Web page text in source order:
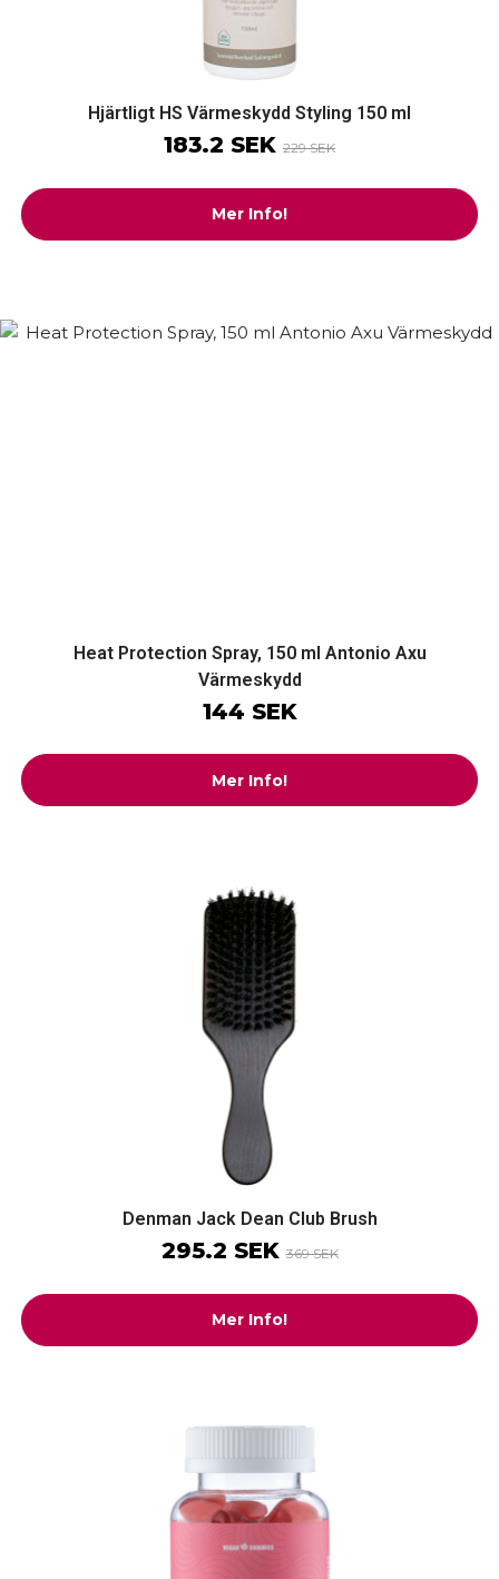
Hjärtligt HS Värmeskydd Styling 150 ml
183.2 SEK 229 SEK
Mer Info!
Heat Protection Spray, 150 ml Antonio Axu
Värmeskydd
144 SEK
Mer Info!
Denman Jack Dean Club Brush
295.2 SEK369 SEK
Mer Info!